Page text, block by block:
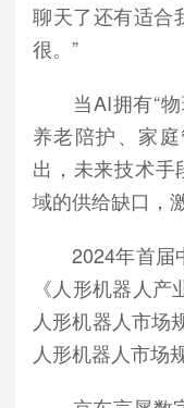
聊天了还有适合
很。”
当AI拥有“物
养老陪护、家
出，未来技术手
域的供给缺口，
2024年首届
《人形机器人
人形机器人市场
人形机器人市场